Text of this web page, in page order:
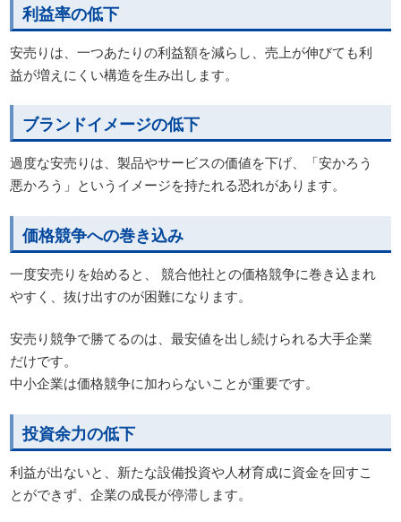
利益率の低下
安売りは、一つあたりの利益額を減らし、売上が伸びても利
益が増えにくい構造を生み出します。
ブランドイメージの低下
過度な安売りは、製品やサービスの価値を下げ、「安かろう
悪かろう」というイメージを持たれる恐れがあります。
価格競争への巻き込み
一度安売りを始めると、 競合他社との価格競争に巻き込まれ
やすく、抜け出すのが困難になります。
安売り競争で勝てるのは、最安値を出し続けられる大手企業
だけです。
中小企業は価格競争に加わらないことが重要です。
投資余力の低下
利益が出ないと、新たな設備投資や人材育成に資金を回すこ
とができず、企業の成長が停滞します。